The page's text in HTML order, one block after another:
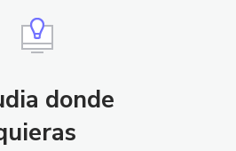
donde